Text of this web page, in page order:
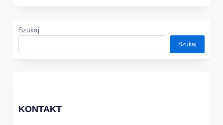
Szukaj
Szukaj
KONTAKT